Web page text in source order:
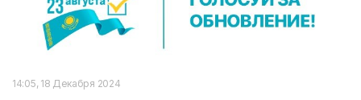
14:05, 18 Декабря 2024